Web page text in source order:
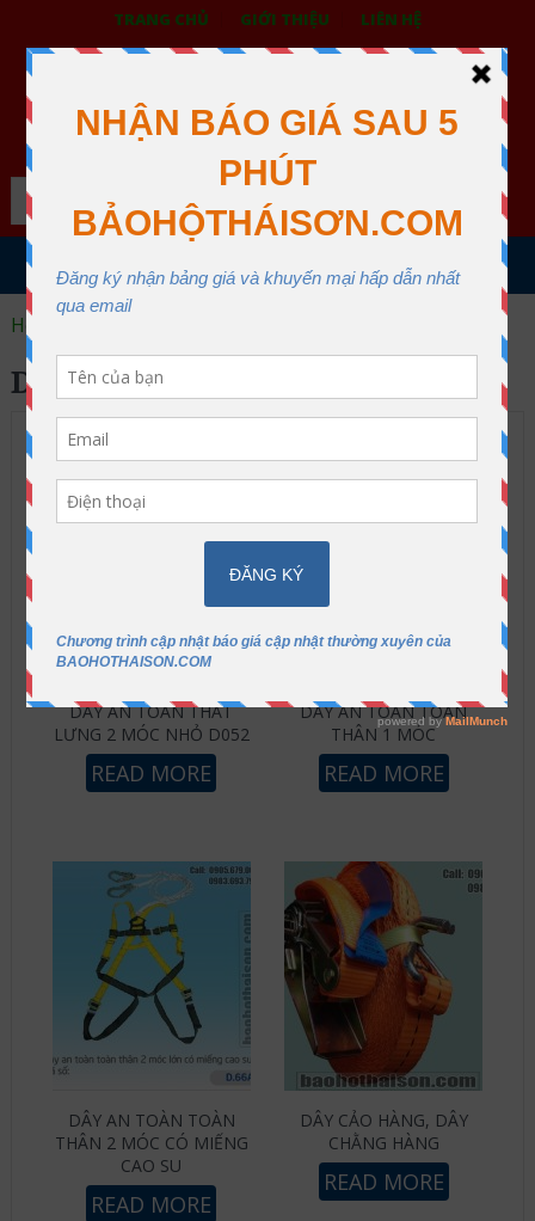
TRANG CHỦ GIỚI THIỆU LIÊN HỆ
BẢO HỘ LAO ĐỘNG THÁI SƠN
XƯỞNG MAY THÁI SƠN QUẬN 12
Search
MENU
Home
DÂY AN TOÀN
DÂY AN TOÀN THẮT
LƯNG 2 MÓC NHỎ D052
READ MORE
DÂY AN TOÀN TOÀN
THÂN 1 MÓC
READ MORE
DÂY AN TOÀN TOÀN
THÂN 2 MÓC CÓ MIẾNG
CAO SU
READ MORE
DÂY CẢO HÀNG, DÂY
CHẰNG HÀNG
READ MORE